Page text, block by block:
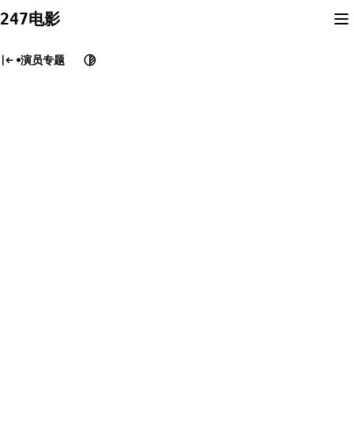
to
247电影
演员专题